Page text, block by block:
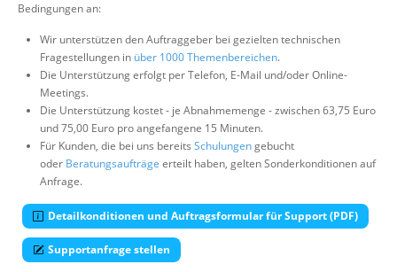
Bedingungen an:
Wir unterstützen den Auftraggeber bei gezielten technischen
Fragestellungen in über 1000 Themenbereichen.
Die Unterstützung erfolgt per Telefon, E-Mail und/oder Online-
Meetings.
Die Unterstützung kostet - je Abnahmemenge - zwischen 63,75 Euro
und 75,00 Euro pro angefangene 15 Minuten.
Für Kunden, die bei uns bereits Schulungengebucht
oder Beratungsaufträge erteilt haben, gelten Sonderkonditionen auf
Anfrage.
Detailkonditionen und Auftragsformular für Support (PDF)
Supportanfrage stellen